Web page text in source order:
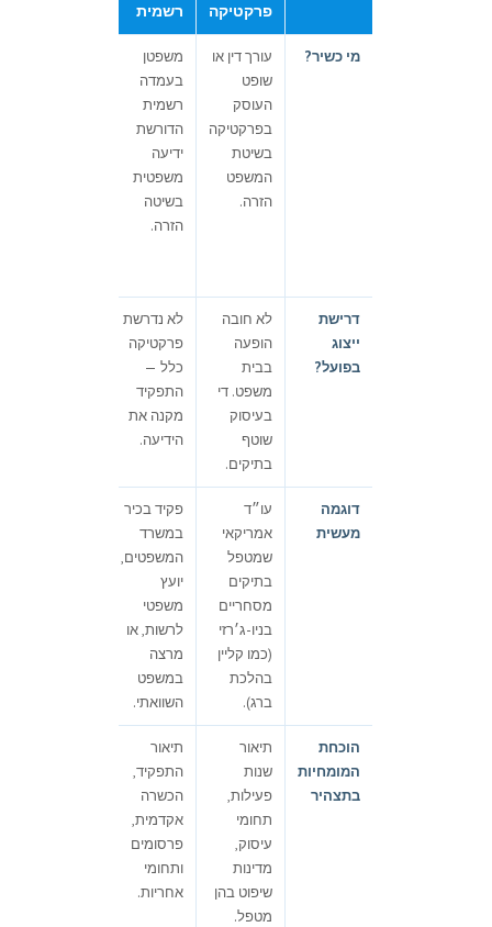
פרקטיקה
רשמית
מי כשיר?
עורך דין או
שופט
העוסק
בפרקטיקה
בשיטת
המשפט
הזרה.
משפטן
בעמדה
רשמית
הדורשת
ידיעה
משפטית
בשיטה
הזרה.
דרישת
ייצוג
בפועל?
לא חובה
הופעה
בבית
משפט. די
בעיסוק
שוטף
בתיקים.
לא נדרשת
פרקטיקה
כלל —
התפקיד
מקנה את
הידיעה.
דוגמה
מעשית
עו״ד
אמריקאי
שמטפל
בתיקים
מסחריים
בניו-ג׳רזי
(כמו קליין
בהלכת
ברג).
פקיד בכיר
במשרד
המשפטים,
יועץ
משפטי
לרשות, או
מרצה
במשפט
השוואתי.
הוכחת
המומחיות
בתצהיר
תיאור
שנות
פעילות,
תחומי
עיסוק,
מדינות
שיפוט בהן
מטפל.
תיאור
התפקיד,
הכשרה
אקדמית,
פרסומים
ותחומי
אחריות.